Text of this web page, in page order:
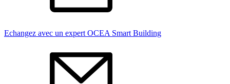
Echangez avec un expert OCEA Smart Building